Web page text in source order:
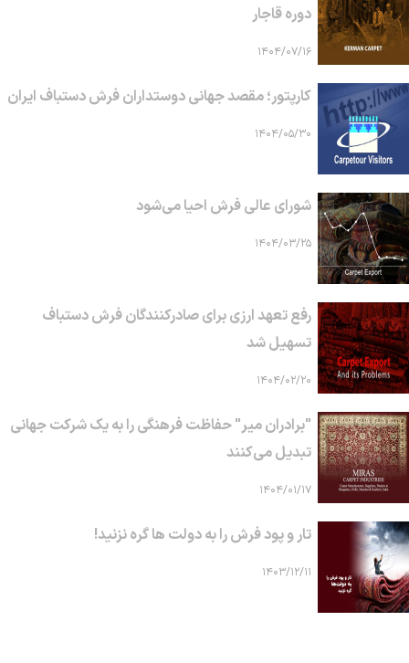
دوره قاجار
۱۴۰۴/۰۷/۱۶
کارپتور؛ مقصد جهانی دوستداران فرش دستباف ایران
۱۴۰۴/۰۵/۳۰
شورای عالی فرش احیا می‌شود
۱۴۰۴/۰۳/۲۵
رفع تعهد ارزی برای صادرکنندگان فرش دستباف
تسهیل شد
۱۴۰۴/۰۲/۲۰
"برادران میر" حفاظت فرهنگی را به یک شرکت جهانی
تبدیل می‌کنند
۱۴۰۴/۰۱/۱۷
تار و پود فرش را به دولت ها گره نزنید!
۱۴۰۳/۱۲/۱۱